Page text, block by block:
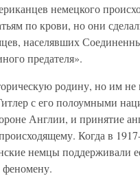
немецкого
по крови, но они
населявших
предателя».
родину, но им не
с его полоумными
Англии, и принятие
Когда в
немцы поддерживали